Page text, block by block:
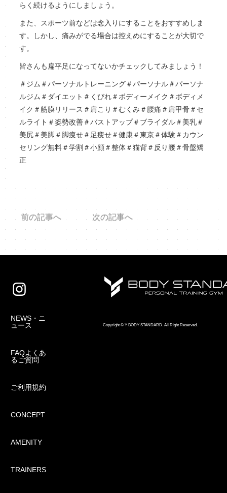
らく続けるようにしましょう。
また、スポーツ前などは念入りにすることをおすすめしま
す。しかし、痛みがでる場合は控えめにすることが大切で
す。
皆さんも扁平足になってないかチェックしてみましょう！
＃ジム＃パーソナルトレーニング＃パーソナル＃パーソナ
ルジム＃ダイエット＃くびれ＃ボディーメイク＃ボディメ
イク＃筋膜リリース＃肩こり＃むくみ＃腰痛＃肩甲骨＃セ
ルライト＃姿勢改善＃バストアップ＃ブライダル＃美乳＃
美尻＃美脚＃脚痩せ＃足痩せ＃健康＃東京＃体験＃カウン
セリング無料＃学割＃小顔＃整体＃猫背＃反り腰＃骨盤矯
正
前の記事へ 次の記事へ
NEWS・ニ
ュース
FAQよくあ
るご質問
ご利用規約
CONCEPT
AMENITY
TRAINERS
Copyright © Y BODY STANDARD. All Right Reserved.